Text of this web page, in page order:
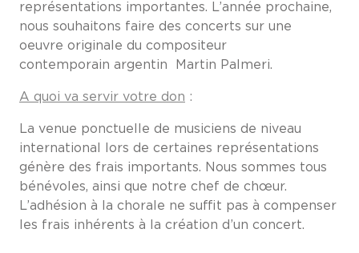
représentations importantes. L’année prochaine,
nous souhaitons faire des concerts sur une
oeuvre originale du compositeur
contemporain argentin Martin Palmeri.
A quoi va servir votre don :
La venue ponctuelle de musiciens de niveau
international lors de certaines représentations
génère des frais importants. Nous sommes tous
bénévoles, ainsi que notre chef de chœur.
L’adhésion à la chorale ne suffit pas à compenser
les frais inhérents à la création d’un concert.